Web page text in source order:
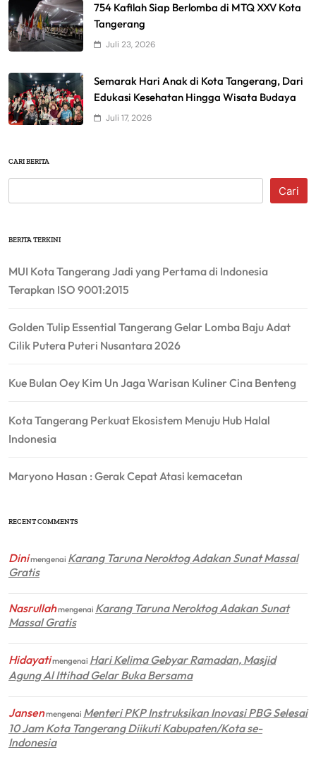
754 Kafilah Siap Berlomba di MTQ XXV Kota
Tangerang
Juli 23, 2026
Semarak Hari Anak di Kota Tangerang, Dari
Edukasi Kesehatan Hingga Wisata Budaya
Juli 17, 2026
CARI BERITA
Cari
BERITA TERKINI
MUI Kota Tangerang Jadi yang Pertama di Indonesia
Terapkan ISO 9001:2015
Golden Tulip Essential Tangerang Gelar Lomba Baju Adat
Cilik Putera Puteri Nusantara 2026
Kue Bulan Oey Kim Un Jaga Warisan Kuliner Cina Benteng
Kota Tangerang Perkuat Ekosistem Menuju Hub Halal
Indonesia
Maryono Hasan : Gerak Cepat Atasi kemacetan
RECENT COMMENTS
Dinimengenai Karang Taruna Neroktog Adakan Sunat Massal
Gratis
Nasrullahmengenai Karang Taruna Neroktog Adakan Sunat
Massal Gratis
Hidayatimengenai Hari Kelima Gebyar Ramadan, Masjid
Agung Al Ittihad Gelar Buka Bersama
Jansenmengenai Menteri PKP Instruksikan Inovasi PBG Selesai
10 Jam Kota Tangerang Diikuti Kabupaten/Kota se-
Indonesia